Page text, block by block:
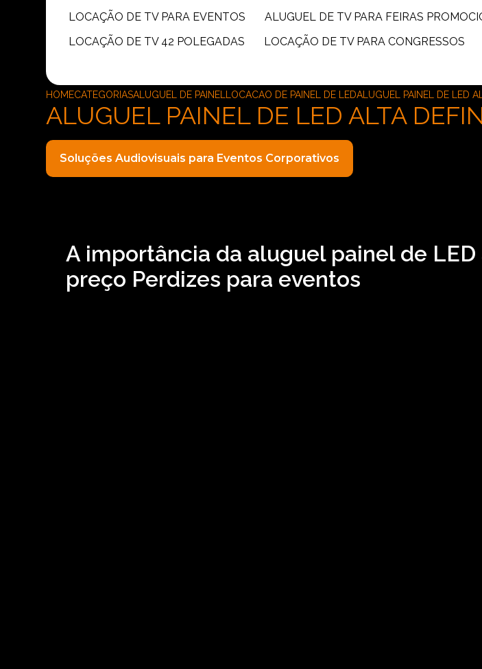
LOCAÇÃO DE TV PARA EVENTOS
ALUGUEL DE TV PARA FEIRAS
LOCAÇÃO DE TV 42 POLEGADAS
LOCAÇÃO DE TV PARA CONGRESSOS
HOMECATEGORIASALUGUEL DE PAINEL LOCACAO DE PAINEL DE LEDALUGUEL PAINEL DE LED
ALUGUEL PAINEL DE LED ALTA
Soluções Audiovisuais para Eventos Corporativos
A importância da aluguel painel de
preço Perdizes para eventos